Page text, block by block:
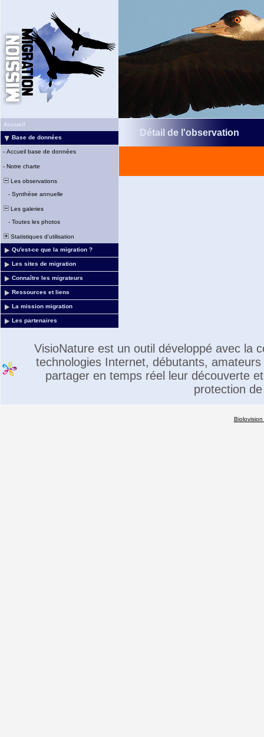
Accueil
Base de données
- Accueil base de données
- Notre charte
Les observations
- Synthèse annuelle
Les galeries
- Toutes les photos
Statistiques d'utilisation
Qu'est-ce que la migration ?
Les sites de migration
Connaître les migrateurs
Ressources et liens
La mission migration
Les partenaires
Détail de l'observation
VisioNature est un outil développé avec la
technologies Internet, débutants,
partager en temps réel leur découverte
protection
Biolovision